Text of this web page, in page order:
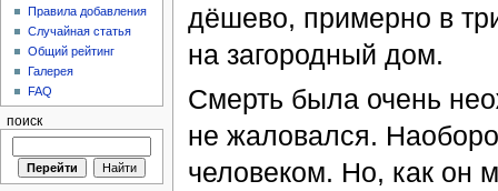
дёшево, примерно в
на загородный дом.
Смерть была очень
не жаловался.
человеком. Но, как он
Правила добавления
Случайная статья
Общий рейтинг
Галерея
FAQ
поиск